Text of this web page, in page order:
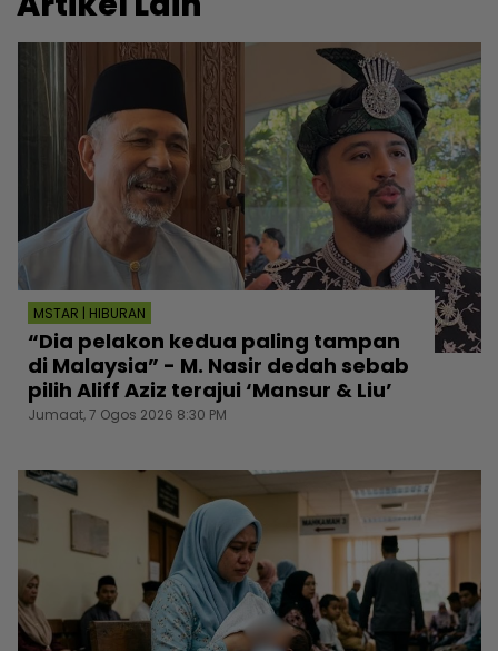
MSTAR | HIBURAN
“Dia pelakon kedua paling tampan
di Malaysia” - M. Nasir dedah sebab
pilih Aliff Aziz terajui ‘Mansur & Liu’
Jumaat, 7 Ogos 2026 8:30 PM